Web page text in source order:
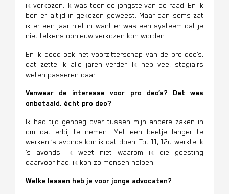
ik verkozen. Ik was toen de jongste van de raad. En ik
ben er altijd in gekozen geweest. Maar dan soms zat
ik er een jaar niet in want er was een systeem dat je
niet telkens opnieuw verkozen kon worden.
En ik deed ook het voorzitterschap van de pro deo’s,
dat zette ik alle jaren verder. Ik heb veel stagiairs
weten passeren daar.
Vanwaar de interesse voor pro deo’s? Dat was
onbetaald, écht pro deo?
Ik had tijd genoeg over tussen mijn andere zaken in
om dat erbij te nemen. Met een beetje langer te
werken ’s avonds kon ik dat doen. Tot 11, 12u werkte ik
’s avonds. Ik weet niet waarom ik die goesting
daarvoor had; ik kon zo mensen helpen.
Welke lessen heb je voor jonge advocaten?